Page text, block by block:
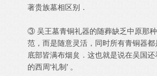
著贵族墓相区别．
③ 吴王墓青铜礼器的随葬缺乏中原那
范，而是随意灵活，同时所有青铜器
底部皆满布烟炱．这也就是说在吴国
的西周‘礼制’ 。